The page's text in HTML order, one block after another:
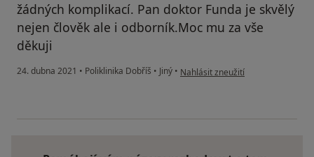
žádných komplikací. Pan doktor Funda je skvělý
nejen člověk ale i odborník.Moc mu za vše
děkuji
24. dubna 2021 • Poliklinika Dobříš • Jiný • podle názoru uživatele T. H.
Nahlásit zneužití